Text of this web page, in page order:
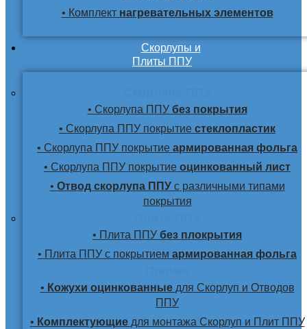
• Комплектнагревательных элементов
Скорлупы и
Плиты ППУ
• Скорлупа ППУбез покрытия
• Скорлупа ППУ покрытие стеклопластик
• Скорлупа ППУ покрытие армированная фольга
• Скорлупа ППУ покрытие оцинкованный лист
• Отвод скорлупа ППУс различными типами
покрытия
• Плита ППУ без плокрытия
• Плита ППУ с покрытием армированная фольга
• Кожухи оцинкованные для Скорлуп и Отводов
ППУ
• Комплектующие для монтажа Скорлуп и Плит ППУ